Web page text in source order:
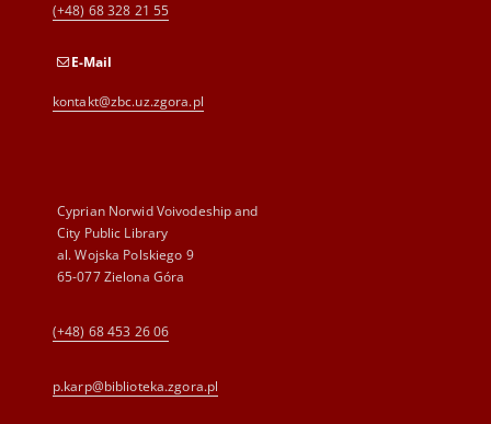
(+48) 68 328 21 55
E-Mail
kontakt@zbc.uz.zgora.pl
Cyprian Norwid Voivodeship and
City Public Library
al. Wojska Polskiego 9
65-077 Zielona Góra
(+48) 68 453 26 06
p.karp@biblioteka.zgora.pl